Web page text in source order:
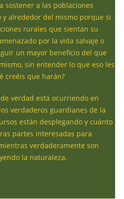
sostener a las poblaciones
alrededor del mismo porque si
rurales que sientan su
por la vida salvaje o
un mayor beneficio del que
sin entender lo que eso les
creéis que harán?
verdad está ocurriendo en
verdaderos guardianes de la
están desplegando y cuánto
partes interesadas para
verdaderamente son
la naturaleza.